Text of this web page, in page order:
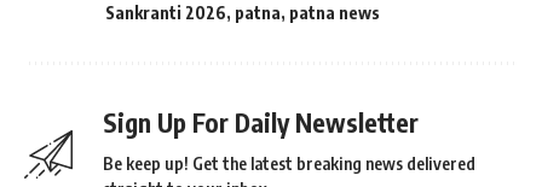
Sankranti 2026, patna, patna news
Sign Up For Daily Newsletter
Be keep up! Get the latest breaking news delivered